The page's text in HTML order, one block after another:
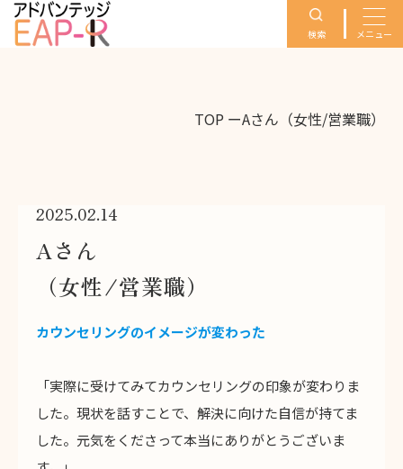
検索 メニュー
TOP ーAさん（女性/営業職）
2025.02.14
Aさん
（女性/営業職）
カウンセリングのイメージが変わった
「実際に受けてみてカウンセリングの印象が変わりま
した。現状を話すことで、解決に向けた自信が持てま
した。元気をくださって本当にありがとうございま